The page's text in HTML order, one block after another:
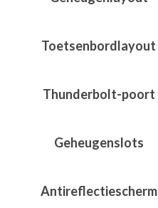
Toetsenbordlayout
Thunderbolt-poort
Geheugenslots
Antireflectiescherm